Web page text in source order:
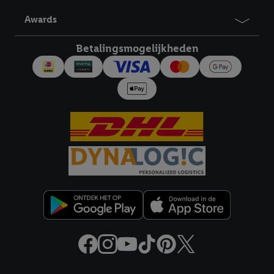
Awards
Betalingsmogelijkheden
tonen. Voor dit doel kan jouw gehashte e-mailadres ook worden
samengevoegd met andere identifiers of met identifiers die
door Criteo S.A. aan jou zijn toegewezen.
Als je hiervoor toestemming geeft, dan kunnen retargeting
advertenties worden weergegeven voor producten waarin je
eerder interesse hebt getoond (bijvoorbeeld door het product
in een winkelmandje van een online winkel te plaatsen maar het
niet te kopen). De retargeting advertenties kunnen op
verschillende eindapparaten en binnen verschillende Lidl-
diensten worden weergegeven, als verschillende eindapparaten
en Lidl-diensten, met behulp van jouw gehashte e-mailadres en
Criteo S.A. beschikt, aan jou kunnen worden toegewezen.
Onder "Aanpassen" kun je aangeven met welke cookies en
je instemt. Verder kan je er meer informatie vinden over de